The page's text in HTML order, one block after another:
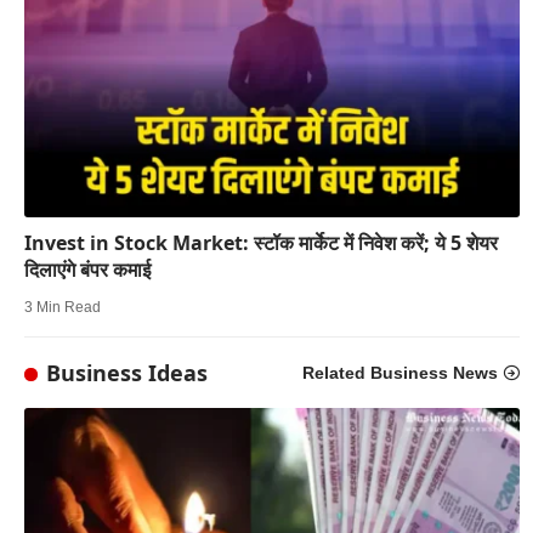
Invest in Stock Market: स्टॉक मार्केट में निवेश करें; ये 5 शेयर
दिलाएंगे बंपर कमाई
3 Min Read
Business Ideas Related Business News